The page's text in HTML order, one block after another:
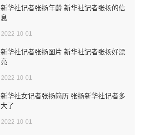
新华社记者张扬年龄 新华社记者张扬的信
息
2022-10-01
新华社记者张扬图片 新华社记者张扬好漂
亮
2022-10-01
新华社女记者张扬简历 张扬新华社记者多
大了
2022-10-01